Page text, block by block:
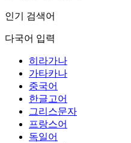
인기 검색어
다국어 입력
히라가나
가타카나
중국어
한글고어
그리스문자
프랑스어
독일어